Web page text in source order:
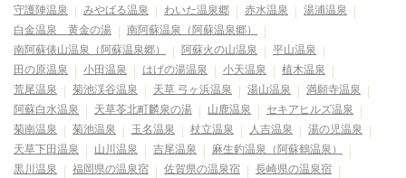
守護陣温泉
みやばる温泉 わいた温泉郷 赤水温泉
湯浦温泉
白金温泉 黄金の湯
南阿蘇温泉（阿蘇温泉郷）
南阿蘇俵山温泉（阿蘇温泉郷）
阿蘇火の山温泉
平山温泉
田の原温泉
小田温泉 はげの湯温泉 小天温泉
植木温泉
荒尾温泉
菊池渓谷温泉 天草 弓ヶ浜温泉 湯山温泉
満願寺温泉
阿蘇白水温泉
天草苓北町麟泉の湯 山鹿温泉
セキアヒルズ温泉
菊南温泉
菊池温泉 玉名温泉 杖立温泉 人吉温泉
湯の児温泉
天草下田温泉
山川温泉 吉尾温泉
麻生釣温泉（阿蘇鶴温泉）
黒川温泉
福岡県の温泉宿 佐賀県の温泉宿
長崎県の温泉宿